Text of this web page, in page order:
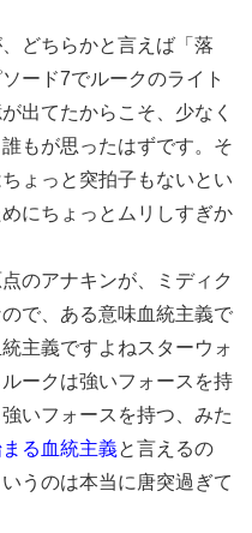
どちらかと言えば「落
ード7でルークのライト
出てたからこそ、少なく
もが思ったはずです。そ
ょっと突拍子もないとい
にちょっとムリしすぎか
のアナキンが、ミディク
で、ある意味血統主義で
主義ですよねスターウォ
ークは強いフォースを持
いフォースを持つ、みた
る血統主義と言えるの
うのは本当に唐突過ぎて